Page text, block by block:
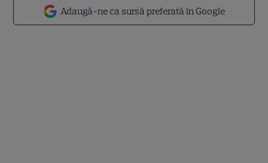
Adaugă-ne ca sursă preferată în Google